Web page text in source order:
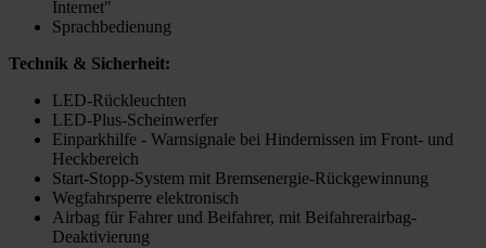
Internet"
Sprachbedienung
Technik & Sicherheit:
LED-Rückleuchten
LED-Plus-Scheinwerfer
Einparkhilfe - Warnsignale bei Hindernissen im Front- und
Heckbereich
Start-Stopp-System mit Bremsenergie-Rückgewinnung
Wegfahrsperre elektronisch
Airbag für Fahrer und Beifahrer, mit Beifahrerairbag-
Deaktivierung